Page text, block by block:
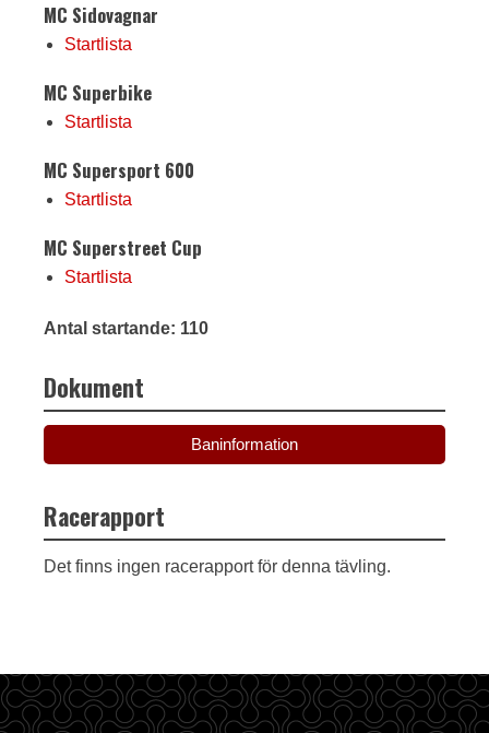
MC Sidovagnar
Startlista
MC Superbike
Startlista
MC Supersport 600
Startlista
MC Superstreet Cup
Startlista
Antal startande: 110
Dokument
Baninformation
Racerapport
Det finns ingen racerapport för denna tävling.